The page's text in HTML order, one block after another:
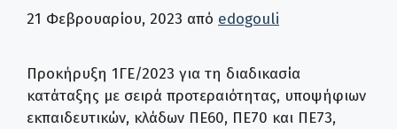
21 Φεβρουαρίου, 2023 από edogouli
Προκήρυξη 1ΓΕ/2023 για τη διαδικασία
κατάταξης με σειρά προτεραιότητας, υποψήφιων
εκπαιδευτικών, κλάδων ΠΕ60, ΠΕ70 και ΠΕ73,